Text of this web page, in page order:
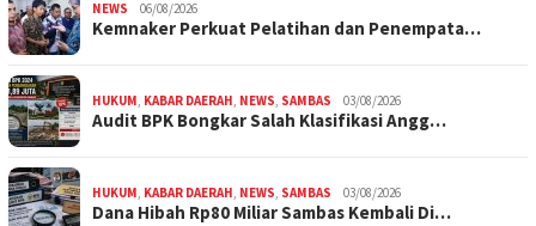
NEWS 06/08/2026
Kemnaker Perkuat Pelatihan dan Penempata…
HUKUM, KABAR DAERAH, NEWS, SAMBAS 03/08/2026
Audit BPK Bongkar Salah Klasifikasi Angg…
HUKUM, KABAR DAERAH, NEWS, SAMBAS 03/08/2026
Dana Hibah Rp80 Miliar Sambas Kembali Di…